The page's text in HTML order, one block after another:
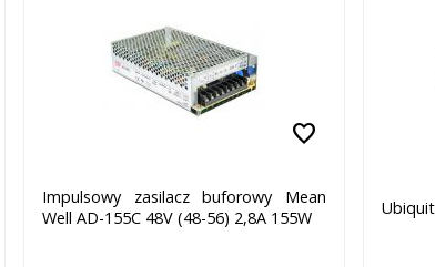
favorite
Impulsowy zasilacz buforowy Mean
Well AD-155C 48V (48-56) 2,8A 155W